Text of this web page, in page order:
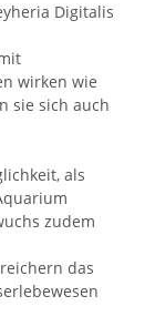
Digitalis
wirken wie
sie sich auch
als
zudem
das